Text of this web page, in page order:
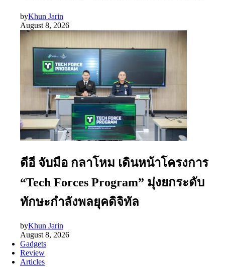
byKhun Jarin
August 8, 2026
ดีอี จับมือ กลาโหม เดินหน้าโครงการ
“Tech Forces Program” มุ่งยกระดับ
ทักษะกำลังพลยุคดิจิทัล
byKhun Jarin
August 8, 2026
Gadgets
Review
Articles